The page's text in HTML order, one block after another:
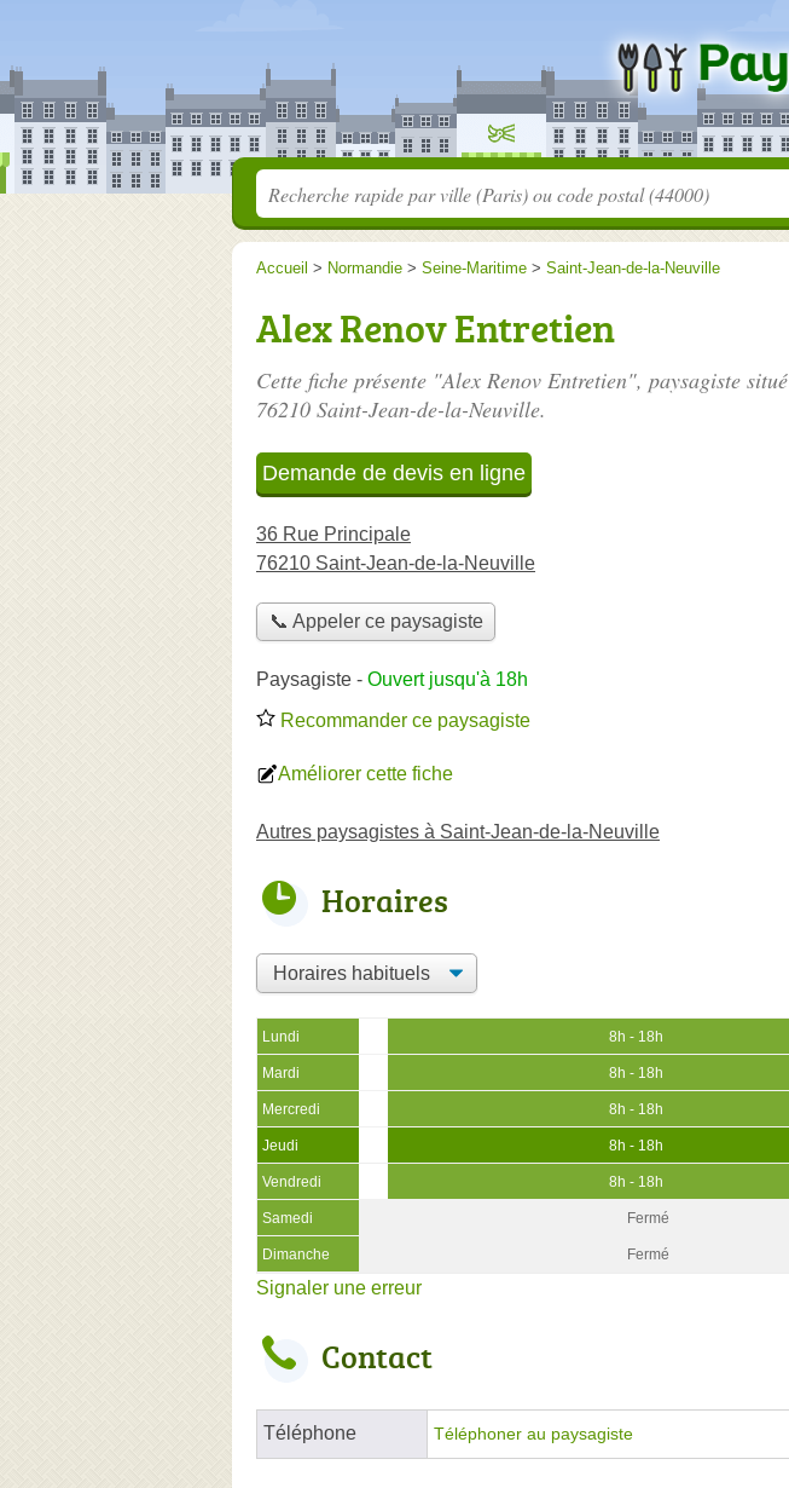
Accueil > Normandie > Seine-Maritime > Saint-Jean-de-la-Neuville
Alex Renov Entretien
Cette fiche présente "Alex Renov Entretien", paysagiste situé
76210 Saint-Jean-de-la-Neuville.
Demande de devis en ligne
36 Rue Principale
76210 Saint-Jean-de-la-Neuville
📞 Appeler ce paysagiste
Paysagiste - Ouvert jusqu'à 18h
Recommander ce paysagiste
Améliorer cette fiche
Autres paysagistes à Saint-Jean-de-la-Neuville
Horaires
Lundi 8h - 18h
Mardi 8h - 18h
Mercredi 8h - 18h
Jeudi 8h - 18h
Vendredi 8h - 18h
Samedi Fermé
Dimanche Fermé
Signaler une erreur
Contact
Téléphone Téléphoner au paysagiste